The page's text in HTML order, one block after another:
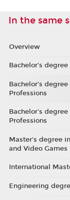
In the same
Overview
Bachelor’s
Bachelor’s
Professions
Bachelor's
Professions
Master's degree
and Video Games
International
Engineering